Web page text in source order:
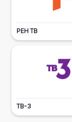
РЕН ТВ
ТВ-3